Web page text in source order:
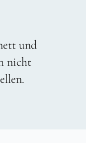
und
nicht